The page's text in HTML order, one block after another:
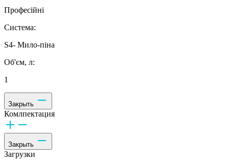
Професійні
Система:
S4- Мило-піна
Об'єм, л:
1
Закрыть
Комлпектация
Закрыть
Загрузки